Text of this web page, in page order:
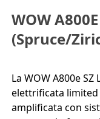
WOW
(Spruce/
La WOW A800e
elettrificata limited
amplificata con